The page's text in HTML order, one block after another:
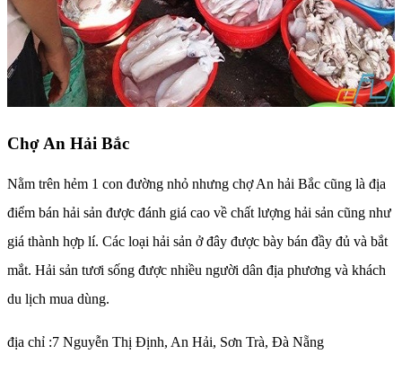
Chợ An Hải Bắc
Nằm trên hẻm 1 con đường nhỏ nhưng chợ An hải Bắc cũng là địa
điểm bán hải sản được đánh giá cao về chất lượng hải sản cũng như
giá thành hợp lí. Các loại hải sản ở đây được bày bán đầy đủ và bắt
mắt. Hải sản tươi sống được nhiều người dân địa phương và khách
du lịch mua dùng.
địa chỉ :7 Nguyễn Thị Định, An Hải, Sơn Trà, Đà Nẵng